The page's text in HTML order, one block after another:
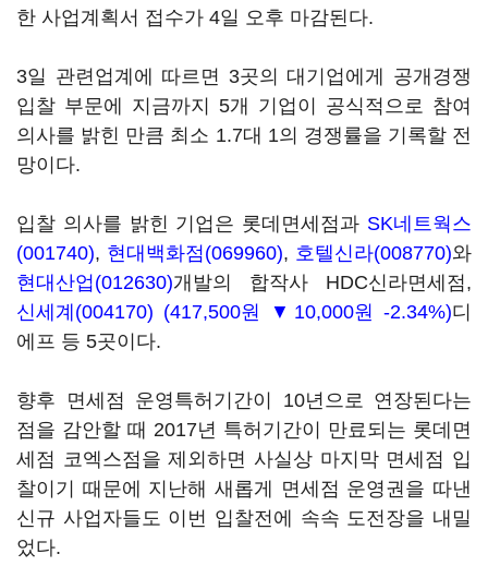
한 사업계획서 접수가 4일 오후 마감된다.
3일 관련업계에 따르면 3곳의 대기업에게 공개경쟁
입찰 부문에 지금까지 5개 기업이 공식적으로 참여
의사를 밝힌 만큼 최소 1.7대 1의 경쟁률을 기록할 전
망이다.
입찰 의사를 밝힌 기업은 롯데면세점과 SK네트웍스
(001740), 현대백화점(069960), 호텔신라(008770)와
현대산업(012630)개발의 합작사 HDC신라면세점,
신세계(004170) (417,500원 ▼10,000원 -2.34%)디
에프 등 5곳이다.
향후 면세점 운영특허기간이 10년으로 연장된다는
점을 감안할 때 2017년 특허기간이 만료되는 롯데면
세점 코엑스점을 제외하면 사실상 마지막 면세점 입
찰이기 때문에 지난해 새롭게 면세점 운영권을 따낸
신규 사업자들도 이번 입찰전에 속속 도전장을 내밀
었다.